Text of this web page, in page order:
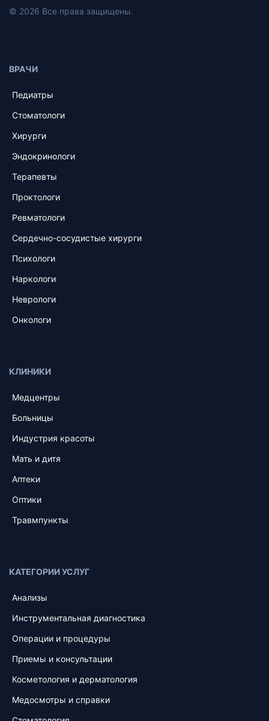
© 2026 Все права защищены.
ВРАЧИ
Педиатры
Стоматологи
Хирурги
Эндокринологи
Терапевты
Проктологи
Ревматологи
Сердечно-сосудистые хирурги
Психологи
Наркологи
Неврологи
Онкологи
КЛИНИКИ
Медцентры
Больницы
Индустрия красоты
Мать и дитя
Аптеки
Оптики
Травмпункты
КАТЕГОРИИ УСЛУГ
Анализы
Инструментальная диагностика
Операции и процедуры
Приемы и консультации
Косметология и дерматология
Медосмотры и справки